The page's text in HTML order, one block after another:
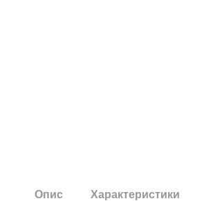
Опис Характеристики